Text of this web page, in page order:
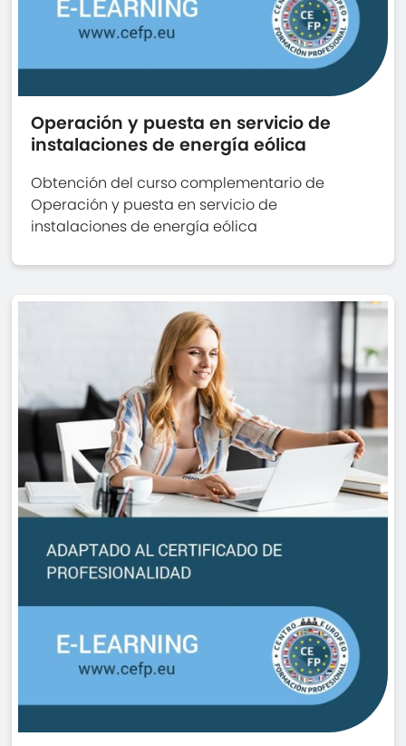
Operación y puesta en servicio de
instalaciones de energía eólica
Obtención del curso complementario de
Operación y puesta en servicio de
instalaciones de energía eólica